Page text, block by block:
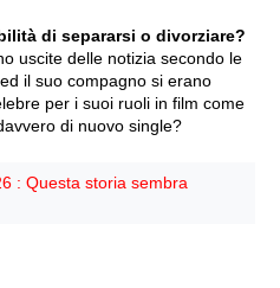
di separarsi o divorziare?
uscite delle notizia secondo le
il suo compagno si erano
per i suoi ruoli in film come
davvero di nuovo single?
: Questa storia sembra